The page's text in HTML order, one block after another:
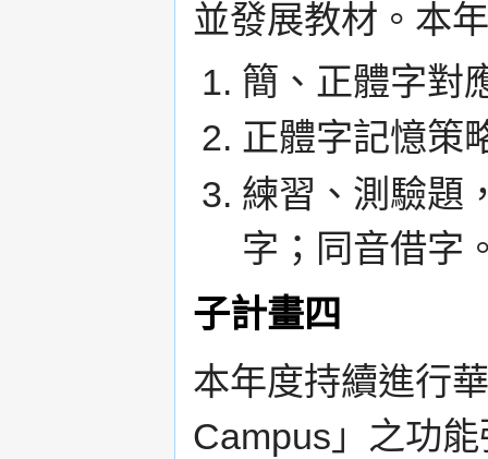
並發展教材。本
簡、正體字對
正體字記憶策
練習、測驗題
字；同音借字
子計畫四
本年度持續進行
Campus」之功